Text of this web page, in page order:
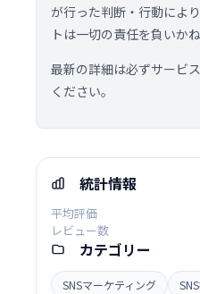
が行った判断・行動によ
トは一切の責任を負いかね
最新の詳細は必ずサービ
ください。
統計情報
平均評価
レビュー数
カテゴリー
SNSマーケティング